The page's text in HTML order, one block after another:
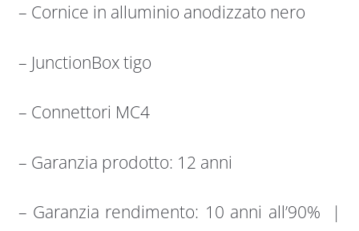
– Cornice in alluminio anodizzato nero
– JunctionBox tigo
– Connettori MC4
– Garanzia prodotto: 12 anni
– Garanzia rendimento: 10 anni all’90% |